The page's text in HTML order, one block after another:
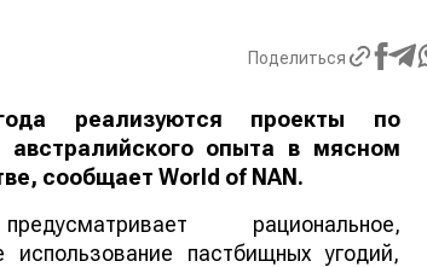
Поделиться
реализуются проекты по
австралийского опыта в мясном
сообщает World of NAN.
рациональное,
использование пастбищных угодий,
используют для
производства